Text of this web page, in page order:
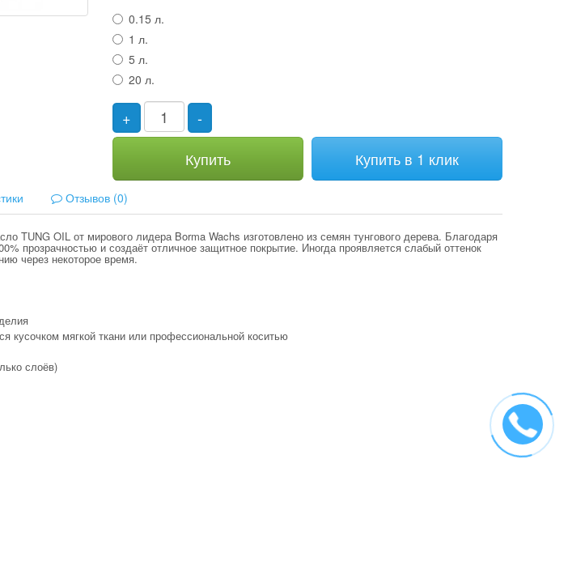
0.15 л.
1 л.
5 л.
20 л.
+
-
Купить
Купить в 1 клик
Отзывов (0)
TUNG OIL от мирового лидера Borma Wachs изготовлено из семян тунгового дерева. Благодаря
прозрачностью и создаёт отличное защитное покрытие. Иногда проявляется слабый оттенок
через некоторое время.
кусочком мягкой ткани или профессиональной коситью
слоёв)